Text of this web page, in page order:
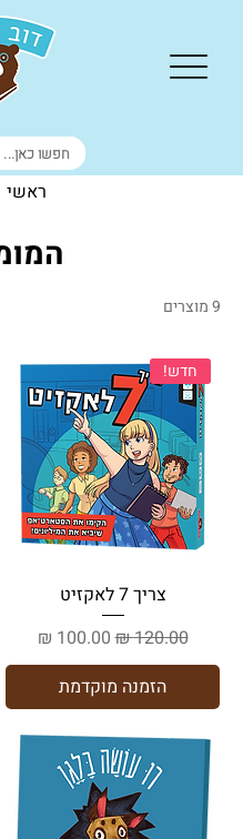
ראשי
9 מוצרים
חדש!
צריך 7 לאקזיט
מחיר רגיל‏120.00 ‏₪ מחיר מבצע
הזמנה מוקדמת